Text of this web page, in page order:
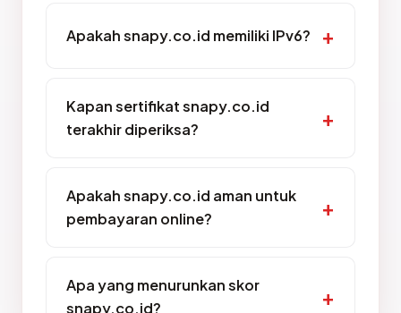
Apakah snapy.co.id memiliki IPv6?
Kapan sertifikat snapy.co.id
terakhir diperiksa?
Apakah snapy.co.id aman untuk
pembayaran online?
Apa yang menurunkan skor
snapy.co.id?